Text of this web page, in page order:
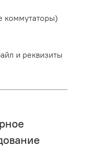
коммутаторы)
и реквизиты